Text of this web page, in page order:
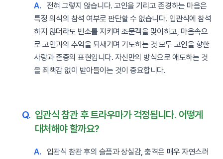
A.
전혀 그렇지 않습니다. 고인을 기리고 존경하는 마음은
특정 의식의 참석 여부로 판단할 수 없습니다. 입관식에 참석
하지 않더라도 빈소를 지키며 조문객을 맞이하고, 마음속으
로 고인과의 추억을 되새기며 기도하는 것 모두 고인을 향한
사랑과 존중의 표현입니다. 자신만의 방식으로 애도하는 것
을 죄책감 없이 받아들이는 것이 중요합니다.
Q. 입관식 참관 후 트라우마가 걱정됩니다. 어떻게
대처해야 할까요?
A.
입관식 참관 후의 슬픔과 상실감, 충격은 매우 자연스러